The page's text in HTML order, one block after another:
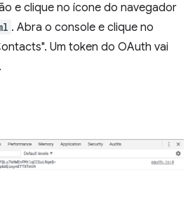
e clique no ícone do navegador
. Abra o console e clique no
Um token do OAuth vai